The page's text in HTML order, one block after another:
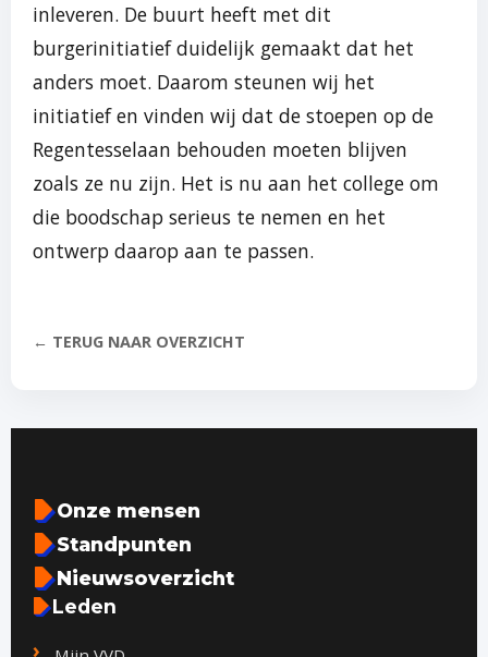
inleveren. De buurt heeft met dit
burgerinitiatief duidelijk gemaakt dat het
anders moet. Daarom steunen wij het
initiatief en vinden wij dat de stoepen op de
Regentesselaan behouden moeten blijven
zoals ze nu zijn. Het is nu aan het college om
die boodschap serieus te nemen en het
ontwerp daarop aan te passen.
← TERUG NAAR OVERZICHT
Onze mensen
Standpunten
Nieuwsoverzicht
Leden